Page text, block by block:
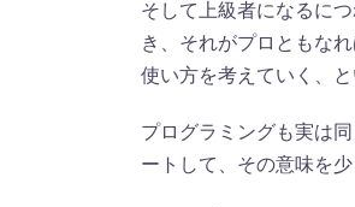
そして上級者になるに
き、それがプロともな
使い方を考えていく、
プログラミングも実は
ートして、その意味を